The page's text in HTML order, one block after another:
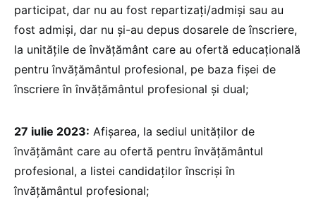
participat, dar nu au fost repartizați/admiși sau au
fost admiși, dar nu și-au depus dosarele de înscriere,
la unitățile de învățământ care au ofertă educațională
pentru învățământul profesional, pe baza fișei de
înscriere în învățământul profesional și dual;
27 iulie 2023: Afișarea, la sediul unităților de
învățământ care au ofertă pentru învățământul
profesional, a listei candidaților înscriși în
învățământul profesional;